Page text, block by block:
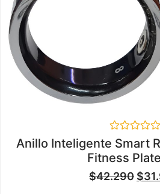
Valorado
en
0
de
5
Anillo Inteligente Smart
Fitness
$42.290 $